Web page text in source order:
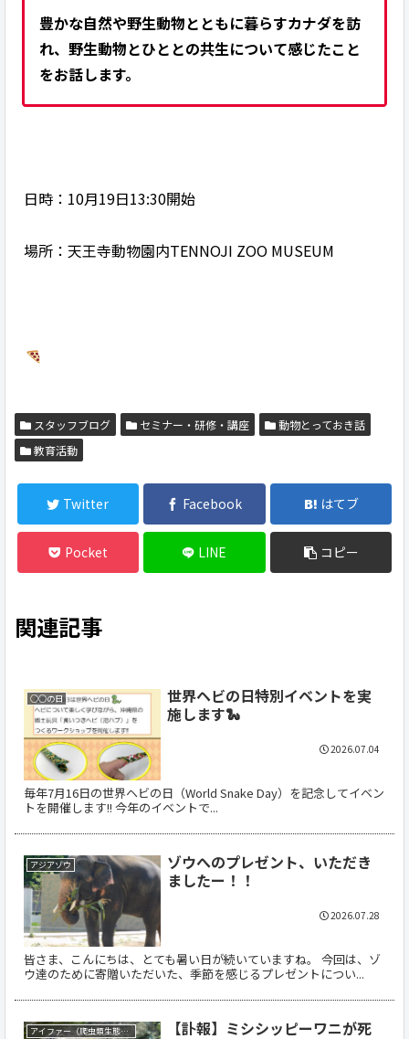
豊かな自然や野生動物とともに暮らすカナダを訪
れ、野生動物とひととの共生について感じたこと
をお話します。
日時：10月19日13:30開始
場所：天王寺動物園内TENNOJI ZOO MUSEUM
スタッフブログ セミナー・研修・講座
動物とっておき話
教育活動
Twitter Facebook はてブ
Pocket LINE コピー
関連記事
○○の日
世界ヘビの日特別イベントを実
施します🐍
毎年7月16日の世界ヘビの日（World Snake Day）を記念してイベン
トを開催します!! 今年のイベントで...
2026.07.04
アジアゾウ
ゾウへのプレゼント、いただき
ましたー！！
皆さま、こんにちは、とても暑い日が続いていますね。 今回は、ゾ
ウ達のために寄贈いただいた、季節を感じるプレゼントについ...
2026.07.28
アイファー（爬虫類生態館）
【訃報】ミシシッピーワニが死